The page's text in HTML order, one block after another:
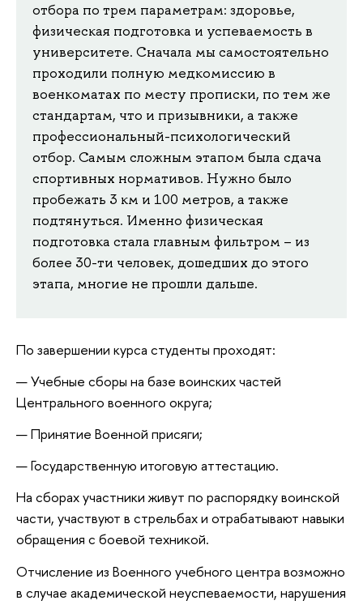
отбора по трем параметрам: здоровье,
физическая подготовка и успеваемость в
университете. Сначала мы самостоятельно
проходили полную медкомиссию в
военкоматах по месту прописки, по тем же
стандартам, что и призывники, а также
профессиональный-психологический
отбор. Самым сложным этапом была сдача
спортивных нормативов. Нужно было
пробежать 3 км и 100 метров, а также
подтянуться. Именно физическая
подготовка стала главным фильтром – из
более 30-ти человек, дошедших до этого
этапа, многие не прошли дальше.
По завершении курса студенты проходят:
Учебные сборы на базе воинских частей
Центрального военного округа;
Принятие Военной присяги;
Государственную итоговую аттестацию.
На сборах участники живут по распорядку воинской
части, участвуют в стрельбах и отрабатывают навыки
обращения с боевой техникой.
Отчисление из Военного учебного центра возможно
в случае академической неуспеваемости, нарушения